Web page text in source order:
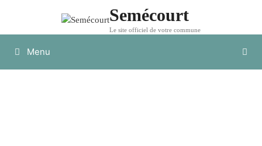
Semécourt
Le site officiel de votre commune
Menu